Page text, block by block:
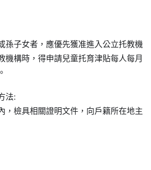
孫子女者，應優先獲准進入公立托教機
機構時，得申請兒童托育津貼每人每月
法:
，檢具相關證明文件，向戶籍所在地主